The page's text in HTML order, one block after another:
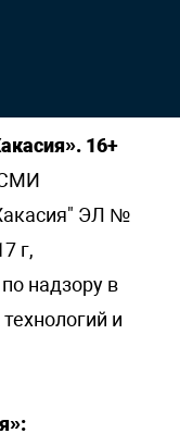
16+
СМИ
ЭЛ №
г,
надзору в
и